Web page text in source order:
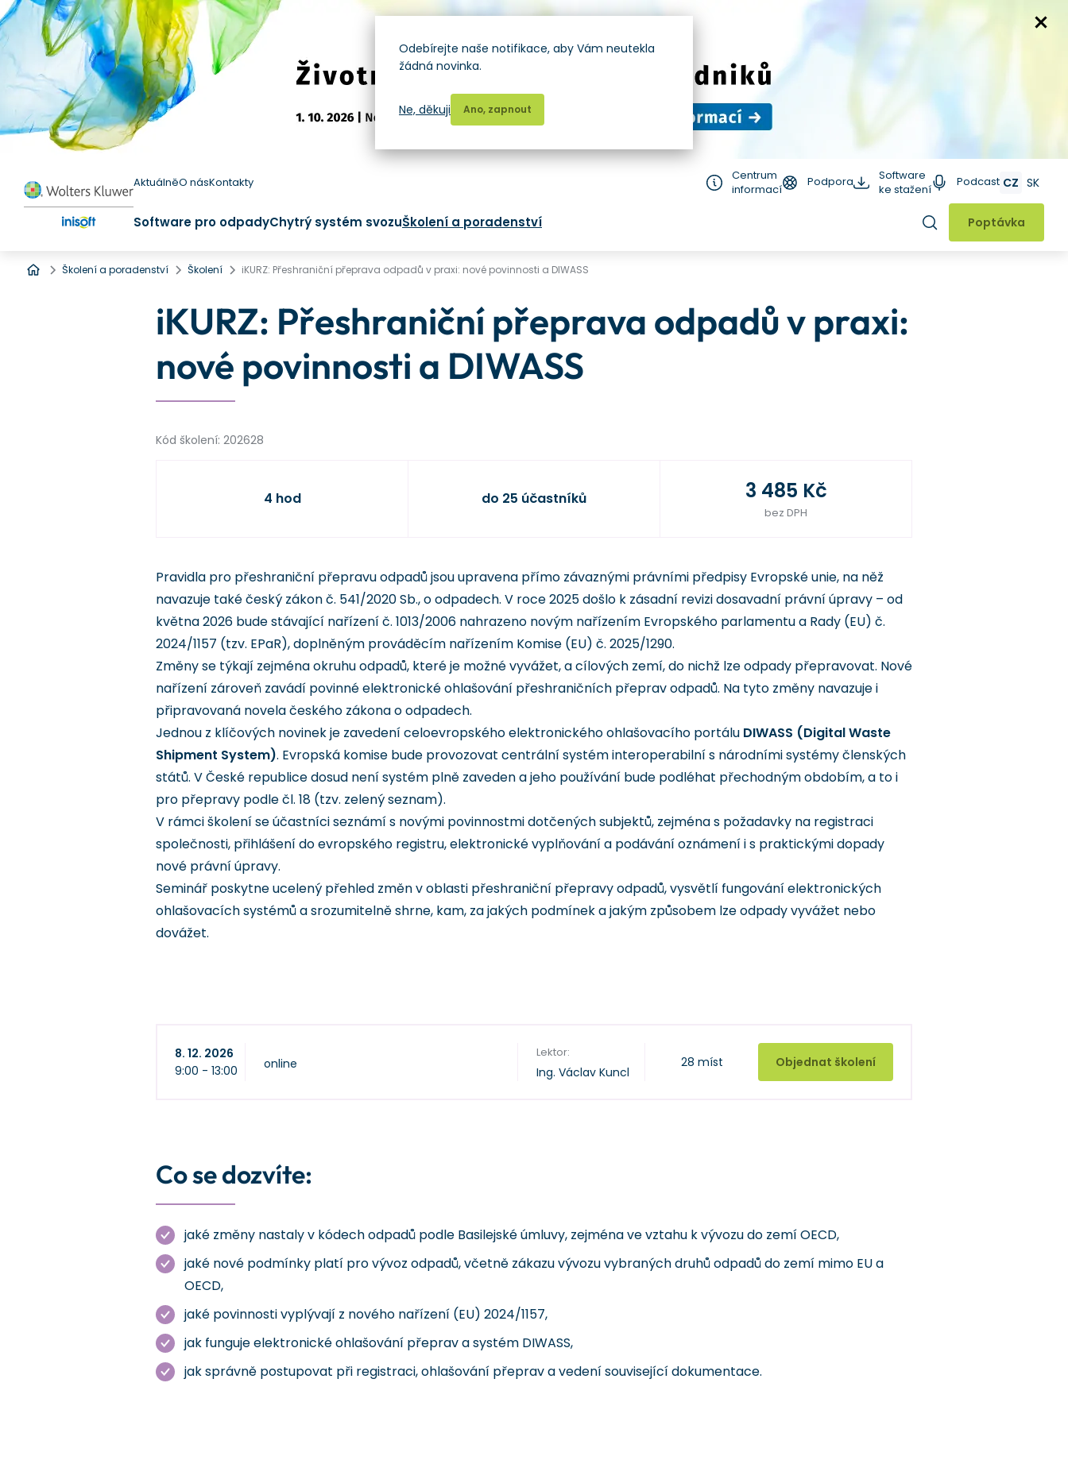
AktuálněO násKontakty
Centrum
informací
Podpora
Software
ke stažení
Podcast CZ SK
Software pro odpadyChytrý systém svozuŠkolení a poradenství Hledat
Poptávka
Úvod
Školení a poradenství Školení iKURZ: Přeshraniční přeprava odpadů v praxi: nové povinnosti a DIWASS
iKURZ: Přeshraniční přeprava odpadů v praxi:
nové povinnosti a DIWASS
Kód školení: 202628
4 hod do 25 účastníků 3 485 Kč
bez DPH
Pravidla pro přeshraniční přepravu odpadů jsou upravena přímo závaznými právními předpisy Evropské unie, na něž
navazuje také český zákon č. 541/2020 Sb., o odpadech. V roce 2025 došlo k zásadní revizi dosavadní právní úpravy – od
května 2026 bude stávající nařízení č. 1013/2006 nahrazeno novým nařízením Evropského parlamentu a Rady (EU) č.
2024/1157 (tzv. EPaR), doplněným prováděcím nařízením Komise (EU) č. 2025/1290.
Změny se týkají zejména okruhu odpadů, které je možné vyvážet, a cílových zemí, do nichž lze odpady přepravovat. Nové
nařízení zároveň zavádí povinné elektronické ohlašování přeshraničních přeprav odpadů. Na tyto změny navazuje i
připravovaná novela českého zákona o odpadech.
Jednou z klíčových novinek je zavedení celoevropského elektronického ohlašovacího portálu DIWASS (Digital Waste
Shipment System). Evropská komise bude provozovat centrální systém interoperabilní s národními systémy členských
států. V České republice dosud není systém plně zaveden a jeho používání bude podléhat přechodným obdobím, a to i
pro přepravy podle čl. 18 (tzv. zelený seznam).
V rámci školení se účastníci seznámí s novými povinnostmi dotčených subjektů, zejména s požadavky na registraci
společnosti, přihlášení do evropského registru, elektronické vyplňování a podávání oznámení i s praktickými dopady
nové právní úpravy.
Seminář poskytne ucelený přehled změn v oblasti přeshraniční přepravy odpadů, vysvětlí fungování elektronických
ohlašovacích systémů a srozumitelně shrne, kam, za jakých podmínek a jakým způsobem lze odpady vyvážet nebo
dovážet.
8. 12. 2026
9:00 - 13:00
online
Lektor:
Ing. Václav Kuncl
28 míst Objednat školení
Co se dozvíte:
jaké změny nastaly v kódech odpadů podle Basilejské úmluvy, zejména ve vztahu k vývozu do zemí OECD,
jaké nové podmínky platí pro vývoz odpadů, včetně zákazu vývozu vybraných druhů odpadů do zemí mimo EU a
OECD,
jaké povinnosti vyplývají z nového nařízení (EU) 2024/1157,
jak funguje elektronické ohlašování přeprav a systém DIWASS,
jak správně postupovat při registraci, ohlašování přeprav a vedení související dokumentace.
Odebírejte naše notifikace, aby Vám neutekla
žádná novinka.
Ano, zapnout
Ne, děkuji